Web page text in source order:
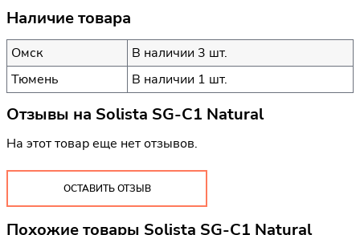
Наличие товара
Омск
В наличии 3 шт.
Тюмень
В наличии 1 шт.
Отзывы на Solista SG-C1 Natural
На этот товар еще нет отзывов.
ОСТАВИТЬ ОТЗЫВ
Похожие товары Solista SG-C1 Natural